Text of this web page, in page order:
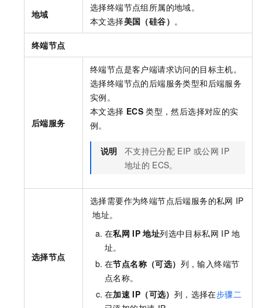
地域
选择终端节点组所属的地域。
本文选择美国（硅谷） 。
终端节点
后端服务
终端节点是客户端请求访问的目标主机。
选择终端节点的后端服务类型和后端服务
实例。
本文选择 ECS 类型，然后选择对应的实
例。
说明 不支持已分配 EIP 或公网 IP
地址的 ECS。
选择节点
选择需要作为终端节点后端服务的私网 IP
地址。
在私网 IP 地址列选中目标私网 IP 地
址。
在节点名称（可选） 列，输入终端节
点名称。
在加速 IP（可选） 列，选择在步骤二